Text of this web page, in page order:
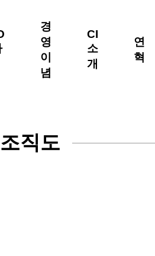
경
영
이
념
CI
소
개
연
혁
조직도